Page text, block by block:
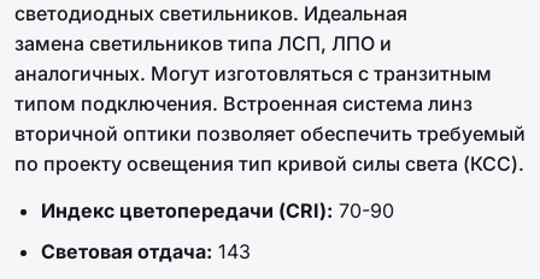
светодиодных светильников. Идеальная
замена светильников типа ЛСП, ЛПО и
аналогичных. Могут изготовляться с транзитным
типом подключения. Встроенная система линз
вторичной оптики позволяет обеспечить требуемый
по проекту освещения тип кривой силы света (КСС).
Индекс цветопередачи (CRI): 70-90
Световая отдача: 143